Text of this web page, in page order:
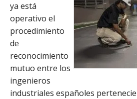
ya está
operativo el
procedimiento
de
reconocimiento
mutuo entre los
ingenieros
industriales españoles